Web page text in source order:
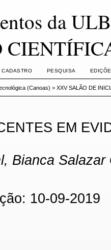
da
CADASTRO PESQUISA
(Canoas) > XXV SALÃO DE
EM
Bianca Salazar
10-09-2019